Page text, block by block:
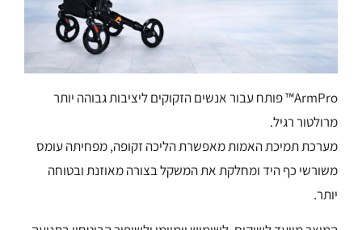
ArmPro™ פותח עבור אנשים הזקוקים ליציבות גבוהה יותר
מרולטור רגיל.
מערכת תמיכת האמות מאפשרת הליכה זקופה, מפחיתה עומס
משורשי כף היד ומחלקת את המשקל בצורה מאוזנת ובטוחה
יותר.